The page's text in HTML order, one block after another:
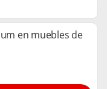
en muebles de